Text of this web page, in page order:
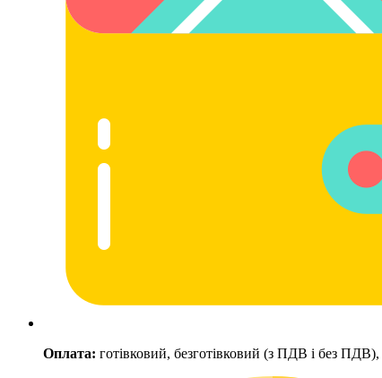
Оплата: готівковий, безготівковий (з ПДВ і без